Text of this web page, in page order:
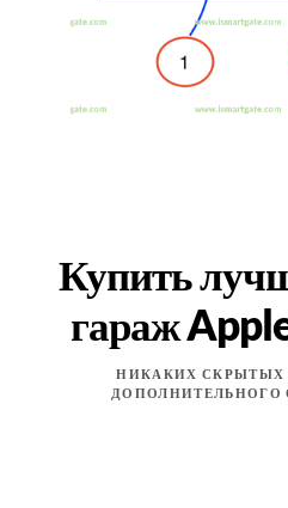
Купить
гараж
НИКАКИХ СКРЫТЫХ
ДОПОЛНИТЕЛЬНОГО